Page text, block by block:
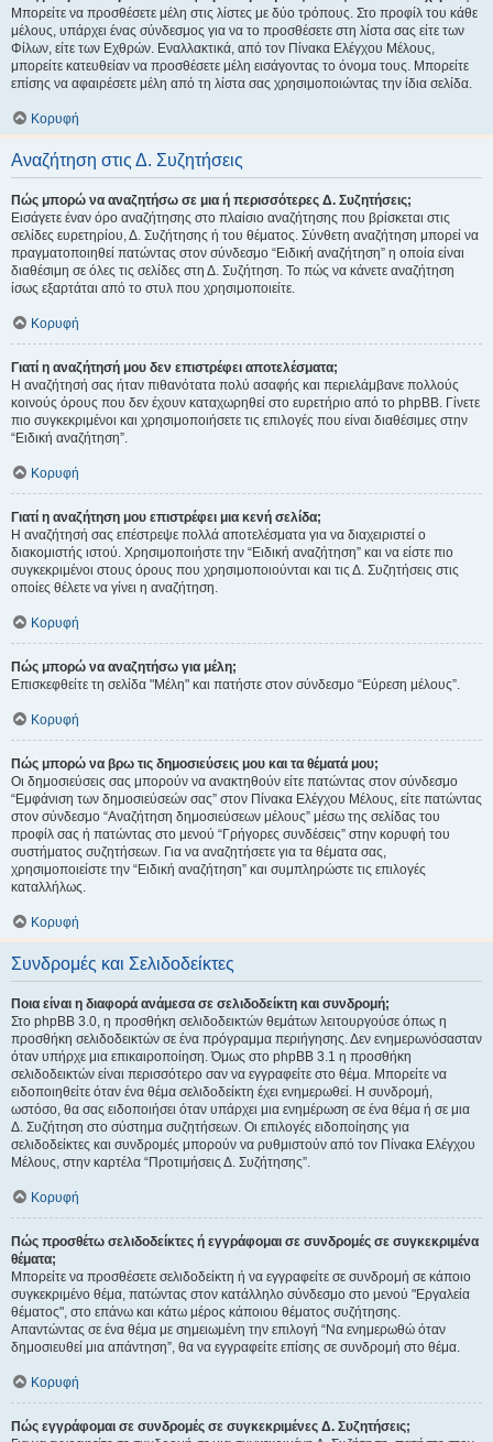
Μπορείτε να προσθέσετε μέλη στις λίστες με δύο τρόπους. Στο προφίλ του κάθε
μέλους, υπάρχει ένας σύνδεσμος για να το προσθέσετε στη λίστα σας είτε των
Φίλων, είτε των Εχθρών. Εναλλακτικά, από τον Πίνακα Ελέγχου Μέλους,
μπορείτε κατευθείαν να προσθέσετε μέλη εισάγοντας το όνομα τους. Μπορείτε
επίσης να αφαιρέσετε μέλη από τη λίστα σας χρησιμοποιώντας την ίδια σελίδα.
Κορυφή
Αναζήτηση στις Δ. Συζητήσεις
Πώς μπορώ να αναζητήσω σε μια ή περισσότερες Δ. Συζητήσεις;
Εισάγετε έναν όρο αναζήτησης στο πλαίσιο αναζήτησης που βρίσκεται στις
σελίδες ευρετηρίου, Δ. Συζήτησης ή του θέματος. Σύνθετη αναζήτηση μπορεί να
πραγματοποιηθεί πατώντας στον σύνδεσμο “Ειδική αναζήτηση” η οποία είναι
διαθέσιμη σε όλες τις σελίδες στη Δ. Συζήτηση. Το πώς να κάνετε αναζήτηση
ίσως εξαρτάται από το στυλ που χρησιμοποιείτε.
Κορυφή
Γιατί η αναζήτησή μου δεν επιστρέφει αποτελέσματα;
Η αναζήτησή σας ήταν πιθανότατα πολύ ασαφής και περιελάμβανε πολλούς
κοινούς όρους που δεν έχουν καταχωρηθεί στο ευρετήριο από το phpBB. Γίνετε
πιο συγκεκριμένοι και χρησιμοποιήσετε τις επιλογές που είναι διαθέσιμες στην
“Ειδική αναζήτηση”.
Κορυφή
Γιατί η αναζήτηση μου επιστρέφει μια κενή σελίδα;
Η αναζήτησή σας επέστρεψε πολλά αποτελέσματα για να διαχειριστεί ο
διακομιστής ιστού. Χρησιμοποιήστε την “Ειδική αναζήτηση” και να είστε πιο
συγκεκριμένοι στους όρους που χρησιμοποιούνται και τις Δ. Συζητήσεις στις
οποίες θέλετε να γίνει η αναζήτηση.
Κορυφή
Πώς μπορώ να αναζητήσω για μέλη;
Επισκεφθείτε τη σελίδα "Μέλη" και πατήστε στον σύνδεσμο “Εύρεση μέλους”.
Κορυφή
Πώς μπορώ να βρω τις δημοσιεύσεις μου και τα θέματά μου;
Οι δημοσιεύσεις σας μπορούν να ανακτηθούν είτε πατώντας στον σύνδεσμο
“Εμφάνιση των δημοσιεύσεών σας” στον Πίνακα Ελέγχου Μέλους, είτε πατώντας
στον σύνδεσμο “Αναζήτηση δημοσιεύσεων μέλους” μέσω της σελίδας του
προφίλ σας ή πατώντας στο μενού “Γρήγορες συνδέσεις” στην κορυφή του
συστήματος συζητήσεων. Για να αναζητήσετε για τα θέματα σας,
χρησιμοποιείστε την “Ειδική αναζήτηση” και συμπληρώστε τις επιλογές
καταλλήλως.
Κορυφή
Συνδρομές και Σελιδοδείκτες
Ποια είναι η διαφορά ανάμεσα σε σελιδοδείκτη και συνδρομή;
Στο phpBB 3.0, η προσθήκη σελιδοδεικτών θεμάτων λειτουργούσε όπως η
προσθήκη σελιδοδεικτών σε ένα πρόγραμμα περιήγησης. Δεν ενημερωνόσασταν
όταν υπήρχε μια επικαιροποίηση. Όμως στο phpBB 3.1 η προσθήκη
σελιδοδεικτών είναι περισσότερο σαν να εγγραφείτε στο θέμα. Μπορείτε να
ειδοποιηθείτε όταν ένα θέμα σελιδοδείκτη έχει ενημερωθεί. Η συνδρομή,
ωστόσο, θα σας ειδοποιήσει όταν υπάρχει μια ενημέρωση σε ένα θέμα ή σε μια
Δ. Συζήτηση στο σύστημα συζητήσεων. Οι επιλογές ειδοποίησης για
σελιδοδείκτες και συνδρομές μπορούν να ρυθμιστούν από τον Πίνακα Ελέγχου
Μέλους, στην καρτέλα “Προτιμήσεις Δ. Συζήτησης”.
Κορυφή
Πώς προσθέτω σελιδοδείκτες ή εγγράφομαι σε συνδρομές σε συγκεκριμένα
θέματα;
Μπορείτε να προσθέσετε σελιδοδείκτη ή να εγγραφείτε σε συνδρομή σε κάποιο
συγκεκριμένο θέμα, πατώντας στον κατάλληλο σύνδεσμο στο μενού "Εργαλεία
θέματος", στο επάνω και κάτω μέρος κάποιου θέματος συζήτησης.
Απαντώντας σε ένα θέμα με σημειωμένη την επιλογή “Να ενημερωθώ όταν
δημοσιευθεί μια απάντηση”, θα να εγγραφείτε επίσης σε συνδρομή στο θέμα.
Κορυφή
Πώς εγγράφομαι σε συνδρομές σε συγκεκριμένες Δ. Συζητήσεις;